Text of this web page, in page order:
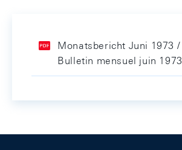
Monatsbericht Juni 1973 /
Bulletin mensuel juin 1973